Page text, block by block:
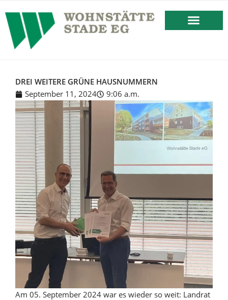
springen
DREI WEITERE GRÜNE HAUSNUMMERN
September 11, 2024
9:06 a.m.
Am 05. September 2024 war es wieder so weit: Landrat